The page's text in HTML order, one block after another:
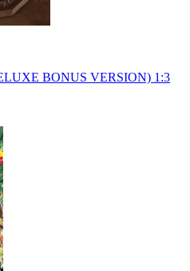
BONUS VERSION) 1:3